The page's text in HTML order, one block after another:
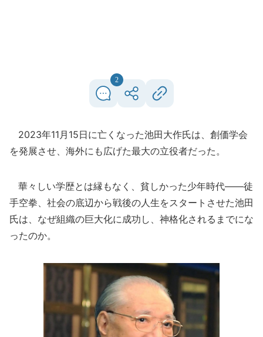
2
2023年11月15日に亡くなった池田大作氏は、創価学会
を発展させ、海外にも広げた最大の立役者だった。
華々しい学歴とは縁もなく、貧しかった少年時代――徒
手空拳、社会の底辺から戦後の人生をスタートさせた池田
氏は、なぜ組織の巨大化に成功し、神格化されるまでにな
ったのか。